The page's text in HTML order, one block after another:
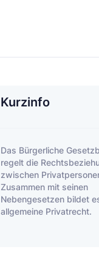
Kurzinfo
Das Bürgerliche
regelt die
zwischen
Zusammen mit seinen
Nebengesetzen bildet
allgemeine Privatrecht.